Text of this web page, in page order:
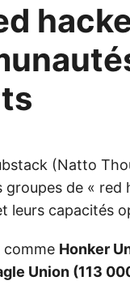
(Natto
de « red
leurs capacités
comme Honker
Union (113